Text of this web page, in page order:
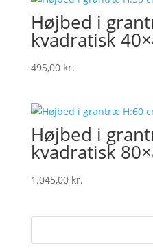
Højbed i
kvadratisk
495,00 kr.
Højbed i
kvadratisk
1.045,00 kr.